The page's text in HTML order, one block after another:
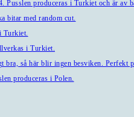
produceras i Turkiet och är av
bitar med random cut.
Turkiet.
i Turkiet.
så här blir ingen besviken.
produceras i Polen.